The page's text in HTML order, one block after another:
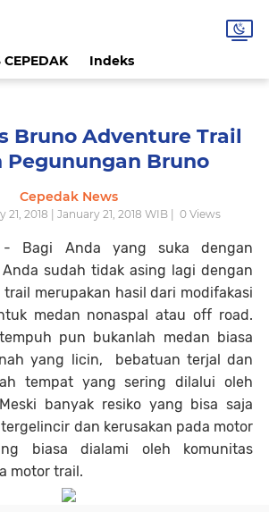
CEPEDAK Indeks
Bruno Adventure Trail
Pegunungan Bruno
Cepedak News
2018 | January 21, 2018 WIB | 0Views
- Bagi Anda yang suka dengan
sudah tidak asing lagi dengan
merupakan hasil dari modifakasi
medan nonaspal atau off road.
pun bukanlah medan biasa
yang licin, bebatuan terjal dan
tempat yang sering dilalui oleh
banyak resiko yang bisa saja
dan kerusakan pada motor
biasa dialami oleh komunitas
motor trail.